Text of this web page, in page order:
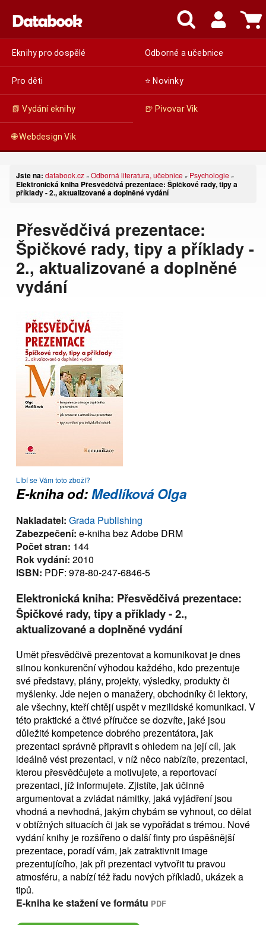
Eknihy pro dospělé Odborné a učebnice
Pro děti ⭐ Novinky
📗 Vydání eknihy 🍺 Pivovar Vik
🌐 Webdesign Vik
Jste na: databook.cz » Odborná literatura, učebnice » Psychologie »
Elektronická kniha Přesvědčivá prezentace: Špičkové rady, tipy a
příklady - 2., aktualizované a doplněné vydání
Přesvědčivá prezentace:
Špičkové rady, tipy a příklady -
2., aktualizované a doplněné
vydání
Líbí se Vám toto zboží?
E-kniha od:Medlíková Olga
Nakladatel: Grada Publishing
Zabezpečení: e-kniha bez Adobe DRM
Počet stran: 144
Rok vydání: 2010
ISBN: PDF: 978-80-247-6846-5
Elektronická kniha: Přesvědčivá prezentace:
Špičkové rady, tipy a příklady - 2.,
aktualizované a doplněné vydání
Umět přesvědčivě prezentovat a komunikovat je dnes
silnou konkurenční výhodou každého, kdo prezentuje
své představy, plány, projekty, výsledky, produkty či
myšlenky. Jde nejen o manažery, obchodníky či lektory,
ale všechny, kteří chtějí uspět v mezilidské komunikaci. V
této praktické a čtivé příručce se dozvíte, jaké jsou
důležité kompetence dobrého prezentátora, jak
prezentaci správně připravit s ohledem na její cíl, jak
ideálně vést prezentaci, v níž něco nabízíte, prezentaci,
kterou přesvědčujete a motivujete, a reportovací
prezentaci, jíž informujete. Zjistíte, jak účinně
argumentovat a zvládat námitky, jaká vyjádření jsou
vhodná a nevhodná, jakým chybám se vyhnout, co dělat
v obtížných situacích či jak se vypořádat s trémou. Nové
vydání knihy je rozšířeno o další finty pro úspěšnější
prezentace, poradí vám, jak zatraktivnit image
prezentujícího, jak při prezentaci vytvořit tu pravou
atmosféru, a nabízí též řadu nových příkladů, ukázek a
tipů.
E-kniha ke stažení ve formátu PDF